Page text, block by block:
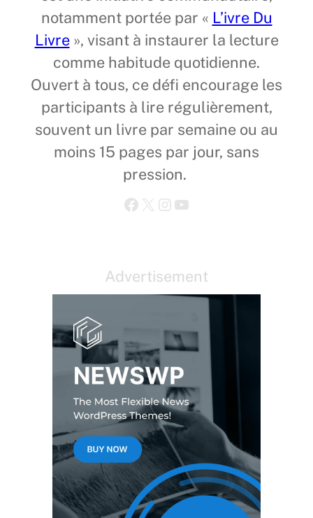
notamment portée par « L’ivre Du
Livre», visant à instaurer la lecture
comme habitude quotidienne.
Ouvert à tous, ce défi encourage les
participants à lire régulièrement,
souvent un livre par semaine ou au
moins 15 pages par jour, sans
pression.
Facebook X Instagram YouTube
Advertisement